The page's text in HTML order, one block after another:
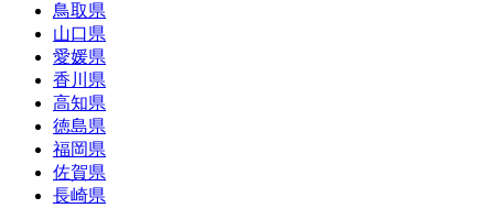
鳥取県
山口県
愛媛県
香川県
高知県
徳島県
福岡県
佐賀県
長崎県